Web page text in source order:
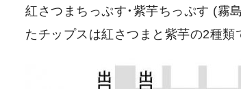
紅さつまちっぷす・紫芋ちっぷす (霧
たチップスは紅さつまと紫芋の2種類